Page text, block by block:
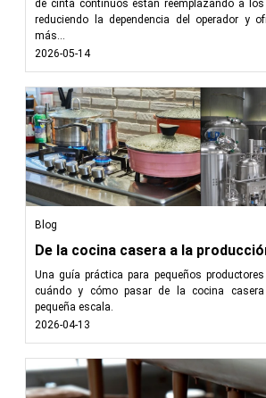
de cinta continuos están reemplazando a
reduciendo la dependencia del operador y
más...
2026-05-14
Blog
De la cocina casera a la
Una guía práctica para pequeños
cuándo y cómo pasar de la cocina
pequeña escala.
2026-04-13